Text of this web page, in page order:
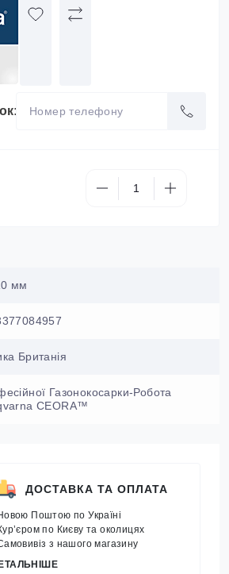
мм
Британія
Газонокосарки-Робота
CEORA™
ДОСТАВКА ТА ОПЛАТА
Поштою по Україні
по Києву та околицях
з нашого магазину